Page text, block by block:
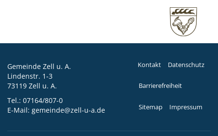
Gemeinde Zell u. A.
Lindenstr. 1-3
73119 Zell u. A.
Tel.: 07164/807-0
E-Mail: gemeinde@zell-u-a.de
Kontakt Datenschutz
Barrierefreiheit
Sitemap Impressum